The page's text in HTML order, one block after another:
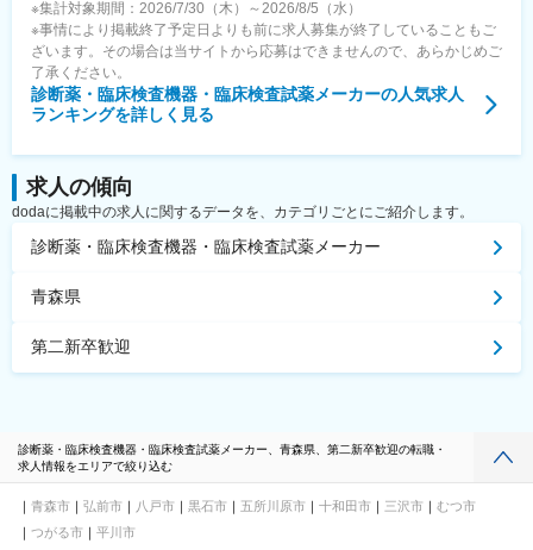
※集計対象期間：2026/7/30（木）～2026/8/5（水）
※事情により掲載終了予定日よりも前に求人募集が終了していることもご
ざいます。その場合は当サイトから応募はできませんので、あらかじめご
了承ください。
診断薬・臨床検査機器・臨床検査試薬メーカーの人気求人
ランキングを詳しく見る
求人の傾向
dodaに掲載中の求人に関するデータを、カテゴリごとにご紹介します。
診断薬・臨床検査機器・臨床検査試薬メーカー
青森県
第二新卒歓迎
診断薬・臨床検査機器・臨床検査試薬メーカー、青森県、第二新卒歓迎の転職・
求人情報をエリアで絞り込む
青森市 弘前市 八戸市 黒石市 五所川原市 十和田市 三沢市
むつ市
つがる市
平川市